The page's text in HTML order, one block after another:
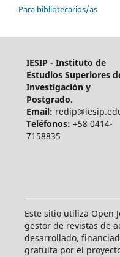
Para bibliotecarios/as
IESIP - Instituto de
Estudios Superiores
Investigación y
Postgrado.
Email:
Teléfonos: +58 0414-
7158835
Este sitio utiliza Open
gestor de revistas de
desarrollado,
gratuita por el